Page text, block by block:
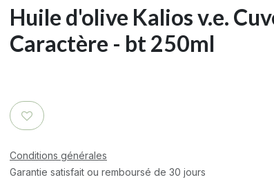
Huile d'olive Kalios v.e.
Caractère - bt 250ml
Conditions générales
Garantie satisfait ou remboursé de 30 jours